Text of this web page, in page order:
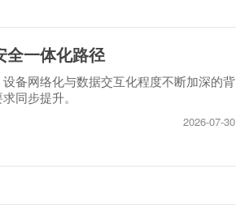
全一体化路径
备网络化与数据交互化程度不断加深的背
同步提升。
2026-07-30